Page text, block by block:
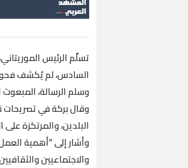
تسلّم الرئيس
السادس، لم يُكشف
وسلم الرسالة، المبعوث
وقال بركة في تصريحات
البلدين، والمرتكزة على
وأشار إلى ”أهمية
والاجتماعيين